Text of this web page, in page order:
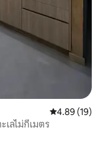
คะแนนเฉลี่ย
4.89 (19)
ลไม่กี่เมตร